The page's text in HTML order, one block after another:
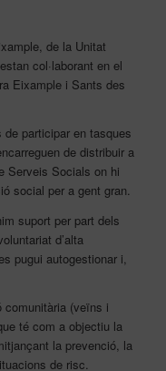
de la Unitat
col·laborant en el
Eixample i Sants des
participar en tasques
de distribuir a
Serveis Socials on hi
social per a gent gran.
suport per part dels
d’alta
pugui autogestionar i,
comunitària (veïns i
té com a objectiu la
la prevenció, la
de risc.